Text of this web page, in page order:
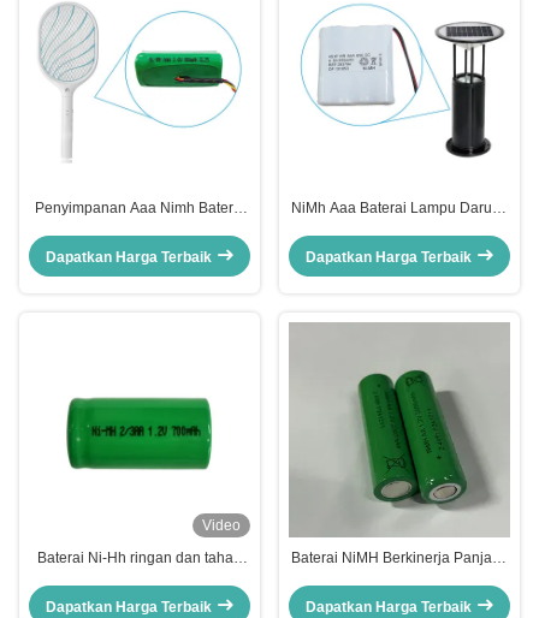
Penyimpanan Aaa Nimh Baterai
baterai NiMh
Dapatkan Harga Terbaik
NiMh Aaa Baterai Lampu Darurat
Dapatkan Harga Terbaik
Video
Baterai Ni-Hh ringan dan tahan
maksimum 1,0A
Dapatkan Harga Terbaik
Baterai NiMH Berkinerja Panjang
Pengisian 0.115A
Dapatkan Harga Terbaik